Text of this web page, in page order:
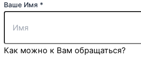
Ваше Имя *
Как можно к Вам обращаться?